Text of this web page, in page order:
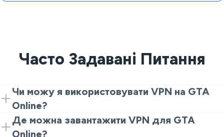
Часто Задавані Питання
Чи можу я використовувати VPN на GTA
Online?
Так. Встановіть VeePN, підключіться до найближчого
сервера і запустіть гру. Це все, що потрібно, щоб
Де можна завантажити VPN для GTA
Online?